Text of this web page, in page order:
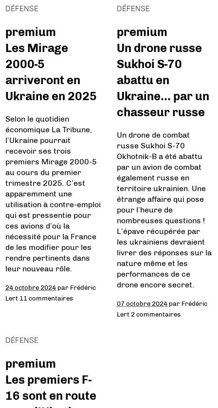
DÉFENSE
premium
Les Mirage
2000-5
arriveront en
Ukraine en 2025
Selon le quotidien
économique La Tribune,
l’Ukraine pourrait
recevoir ses trois
premiers Mirage 2000-5
au cours du premier
trimestre 2025. C’est
apparemment une
utilisation à contre-emploi
qui est pressentie pour
ces avions d’où la
nécessité pour la France
de les modifier pour les
rendre pertinents dans
leur nouveau rôle.
24 octobre 2024 par Frédéric
Lert 11 commentaires
DÉFENSE
premium
Un drone russe
Sukhoi S-70
abattu en
Ukraine… par un
chasseur russe
Un drone de combat
russe Sukhoi S-70
Okhotnik-B a été abattu
par un avion de combat
également russe en
territoire ukrainien. Une
étrange affaire qui pose
pour l’heure de
nombreuses questions !
L’épave récupérée par
les ukrainiens devraient
livrer des réponses sur la
nature même et les
performances de ce
drone encore secret.
07 octobre 2024 par Frédéric
Lert 2 commentaires
DÉFENSE
premium
Les premiers F-
16 sont en route